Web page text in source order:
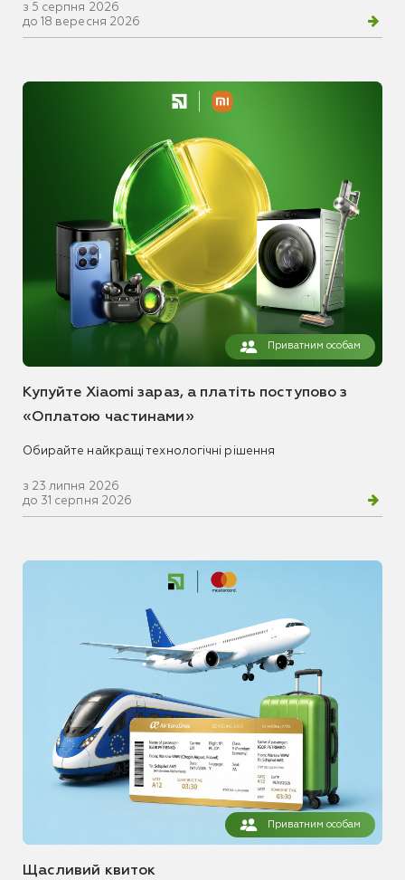
з 5 серпня 2026
до 18 вересня 2026
Приватним особам
Купуйте Xiaomi зараз, а платіть поступово з
«Оплатою частинами»
Обирайте найкращі технологічні рішення
з 23 липня 2026
до 31 серпня 2026
Приватним особам
Щасливий квиток